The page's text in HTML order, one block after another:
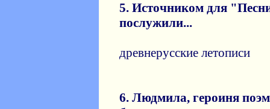
5. Истoчником для
послужили...
древнерусские летописи
6. Людмилa, герoиня